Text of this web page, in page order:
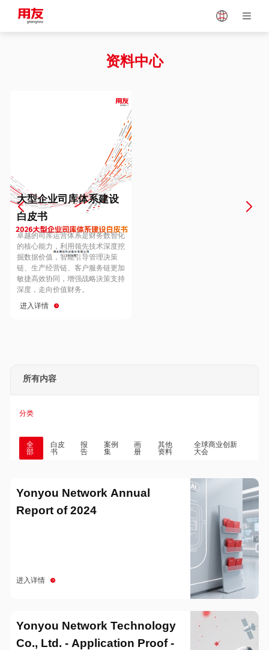
Vietnam
Europe
Hungary
Hong Kong
资料中心
大型企业司库体系建设
白皮书
卓越的司库运营体系是财务数智化
的核心能力，利用领先技术深度挖
掘数据价值，智能引导管理决策
链、生产经营链、客户服务链更加
敏捷高效协同，增强战略決策支持
深度，走向价值财务。
进入详情
所有内容
分类
全
部
白皮
书
报
告
案例
集
画
册
其他
资料
全球商业创新
大会
Yonyou Network Annual
Report of 2024
进入详情
Yonyou Network Technology
Co., Ltd. - Application Proof -